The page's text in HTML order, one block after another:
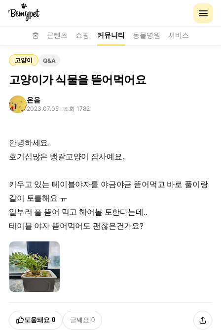
홈 콘텐츠 쇼핑 커뮤니티 동물병원 서비스
고양이 Q&A
고양이가 식물을 뜯어먹어요
온음
2023.07.05 · 조회 1782
안녕하세요.
호기심많은 뱅갈고양이 집사예요.
키우고 있는 테이블야자를 야금야금 뜯어먹고 바로 풀이랑
같이 토를해요 ㅠ
일부러 풀 뜯어 먹고 헤어볼 토한다는데..
테이블 야자 뜯어먹어도 괜찮은건가요?
도움돼요 0 글쎄요 0